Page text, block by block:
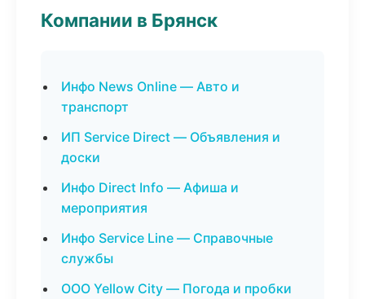
Компании в Брянск
Инфо News Online — Авто и
транспорт
ИП Service Direct — Объявления и
доски
Инфо Direct Info — Афиша и
мероприятия
Инфо Service Line — Справочные
службы
ООО Yellow City — Погода и пробки